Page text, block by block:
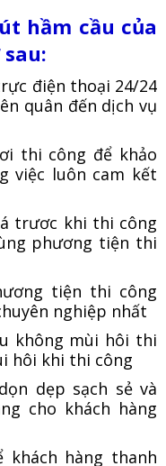
hầm cầu của
điện thoại 24/24
quân đến dịch vụ
thi công để khảo
việc luôn cam kết
trươc khi thi công
phương tiện thi
tiện thi công
nghiệp nhất
không mùi hôi thi
hôi khi thi công
dẹp sạch sẻ và
cho khách hàng
hàng thanh